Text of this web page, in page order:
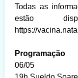
Todas as
estão
https://
Programação
06/05